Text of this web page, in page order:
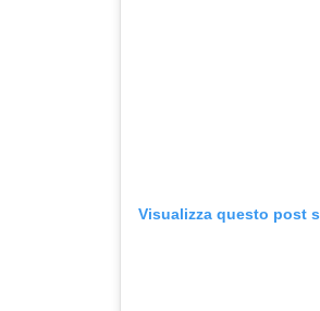
Visualizza questo post